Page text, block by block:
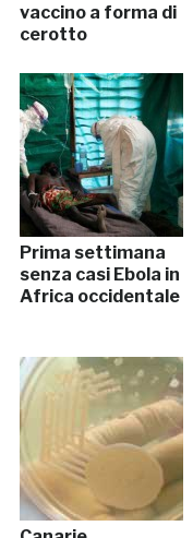
vaccino a forma di
cerotto
Prima settimana
senza casi Ebola in
Africa occidentale